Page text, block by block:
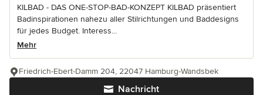
KILBAD - DAS ONE-STOP-BAD-KONZEPT KILBAD präsentiert
Badinspirationen nahezu aller Stilrichtungen und Baddesigns
für jedes Budget. Interess...
Mehr
Nachricht
Friedrich-Ebert-Damm 204, 22047 Hamburg-Wandsbek